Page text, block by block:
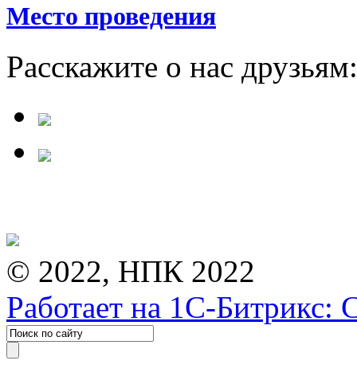
Место проведения
Расскажите о нас друзьям:
© 2022, НПК 2022
Работает на 1С-Битрикс: